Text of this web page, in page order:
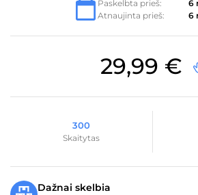
Paskelbta prieš:
6
Atnaujinta prieš:
6
29,99 €
300
Skaitytas
Dažnai skelbia